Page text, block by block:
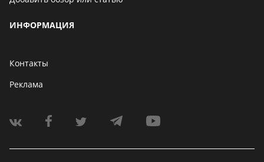
ИНФОРМАЦИЯ
Контакты
Реклама